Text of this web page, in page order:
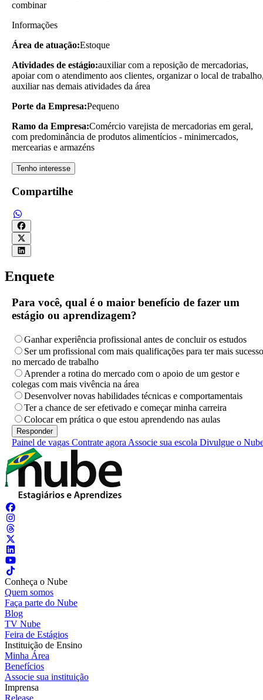
combinar
Informações
Área de atuação:Estoque
Atividades de estágio:auxiliar com a reposição de mercadorias,
apoiar com o atendimento aos clientes, organizar o local de
auxiliar nas demais atividades da área
Porte da Empresa:Pequeno
Ramo da Empresa:Comércio varejista de mercadorias em geral,
com predominância de produtos alimentícios - minimercados,
mercearias e armazéns
Tenho interesse
Compartilhe
Enquete
Para você, qual é o maior benefício de fazer um
estágio ou aprendizagem?
Ganhar experiência profissional antes de concluir os estudos
Ser um profissional com mais qualificações para ter mais sucesso
no mercado de trabalho
Aprender a rotina do mercado com o apoio de um gestor e
colegas com mais vivência na área
Desenvolver novas habilidades técnicas e comportamentais
Ter a chance de ser efetivado e começar minha carreira
Colocar em prática o que estou aprendendo nas aulas
Painel de vagas Contrate agora Associe sua escola Divulgue o
Conheça o Nube
Quem somos
Faça parte do Nube
Blog
TV Nube
Feira de Estágios
Instituição de Ensino
Minha Área
Benefícios
Associe sua instituição
Imprensa
Release